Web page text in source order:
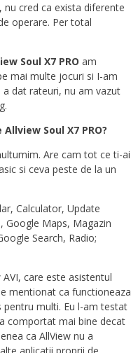
cred ca exista diferente
operare. Per total
Soul X7 PRO am
mai multe jocuri si I-am
a dat rateuri, nu am vazut
Soul X7 PRO?
Are cam tot ce ti-ai
si ceva peste de la un
Calculator, Update
Google Maps, Magazin
Search, Radio;
care este asistentul
mentionat ca functioneaza
multi. Eu l-am testat
comportat mai bine decat
ca AllView nu a